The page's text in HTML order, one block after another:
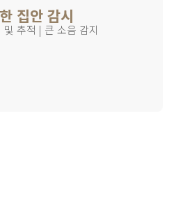
집안 감시
및 추적 | 큰 소음 감지